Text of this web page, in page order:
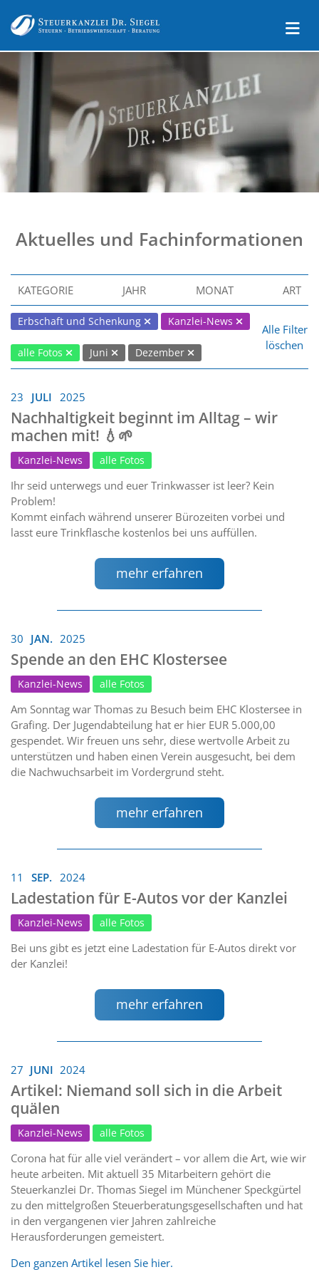
Aktuelles und Fachinformationen
KATEGORIE JAHR MONAT ART
Erbschaft und Schenkung Kanzlei-News
alle Fotos Juni Dezember
Alle Filter
löschen
23 JULI 2025
Nachhaltigkeit beginnt im Alltag – wir
machen mit! 💧🌱
Kanzlei-News alle Fotos
Ihr seid unterwegs und euer Trinkwasser ist leer? Kein
Problem!
Kommt einfach während unserer Bürozeiten vorbei und
lasst eure Trinkflasche kostenlos bei uns auffüllen.
mehr erfahren
30 JAN. 2025
Spende an den EHC Klostersee
Kanzlei-News alle Fotos
Am Sonntag war Thomas zu Besuch beim EHC Klostersee in
Grafing. Der Jugendabteilung hat er hier EUR 5.000,00
gespendet. Wir freuen uns sehr, diese wertvolle Arbeit zu
unterstützen und haben einen Verein ausgesucht, bei dem
die Nachwuchsarbeit im Vordergrund steht.
mehr erfahren
11 SEP. 2024
Ladestation für E-Autos vor der Kanzlei
Kanzlei-News alle Fotos
Bei uns gibt es jetzt eine Ladestation für E-Autos direkt vor
der Kanzlei!
mehr erfahren
27 JUNI 2024
Artikel: Niemand soll sich in die Arbeit
quälen
Kanzlei-News alle Fotos
Corona hat für alle viel verändert – vor allem die Art, wie wir
heute arbeiten. Mit aktuell 35 Mitarbeitern gehört die
Steuerkanzlei Dr. Thomas Siegel im Münchener Speckgürtel
zu den mittelgroßen Steuerberatungsgesellschaften und hat
in den vergangenen vier Jahren zahlreiche
Herausforderungen gemeistert.
Den ganzen Artikel lesen Sie hier.